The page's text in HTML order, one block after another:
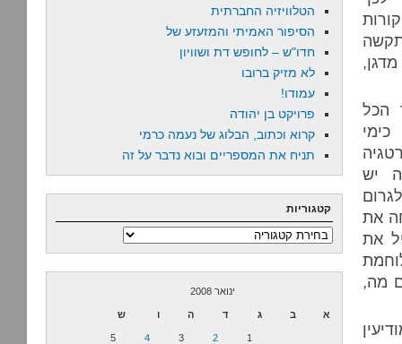
הכל
יש
את
את
מה,
הטלוויזיה החברתית
הסיפור האמיתי והמזעזע של
חדו"ש – לחופש דת ושוויון
לא מזיק ברובו
עמודו!
פרויקט בן יהודה
קרוא וכתוב, הבלוג של נעמה כרמי
תניח את המספריים ובוא נדבר על זה
קטגוריות
קטגוריות
ינואר 2008
א ב ג ד ה ו ש
1
2
3
4
5